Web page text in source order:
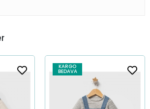
KARGO
BEDAVA